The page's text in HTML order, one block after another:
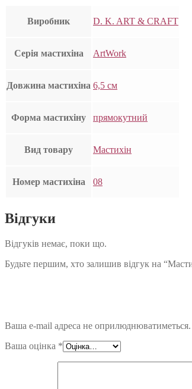
Виробник D. K. ART & CRAFT
Серія мастихіна ArtWork
Довжина мастихіна 6,5 см
Форма мастихіну прямокутний
Вид товару Мастихін
Номер мастихіна 08
Відгуки
Відгуків немає, поки що.
Будьте першим, хто залишив відгук на
Ваша e-mail адреса не оприлюднюватиметься.
Ваша оцінка *